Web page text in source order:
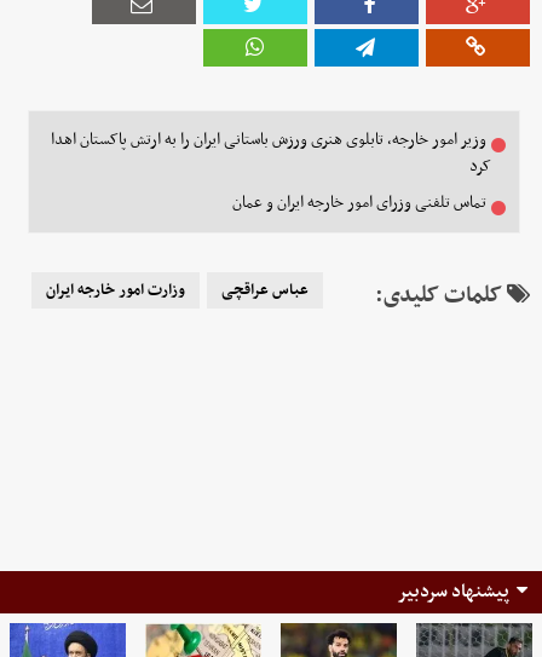
وزیر امور خارجه، تابلوی هنری ورزش باستانی ایران را به ارتش پاکستان اهدا
کرد
تماس تلفنی وزرای امور خارجه ایران و عمان
کلمات کلیدی: عباس عراقچی وزارت امور خارجه ایران
پیشنهاد سردبیر